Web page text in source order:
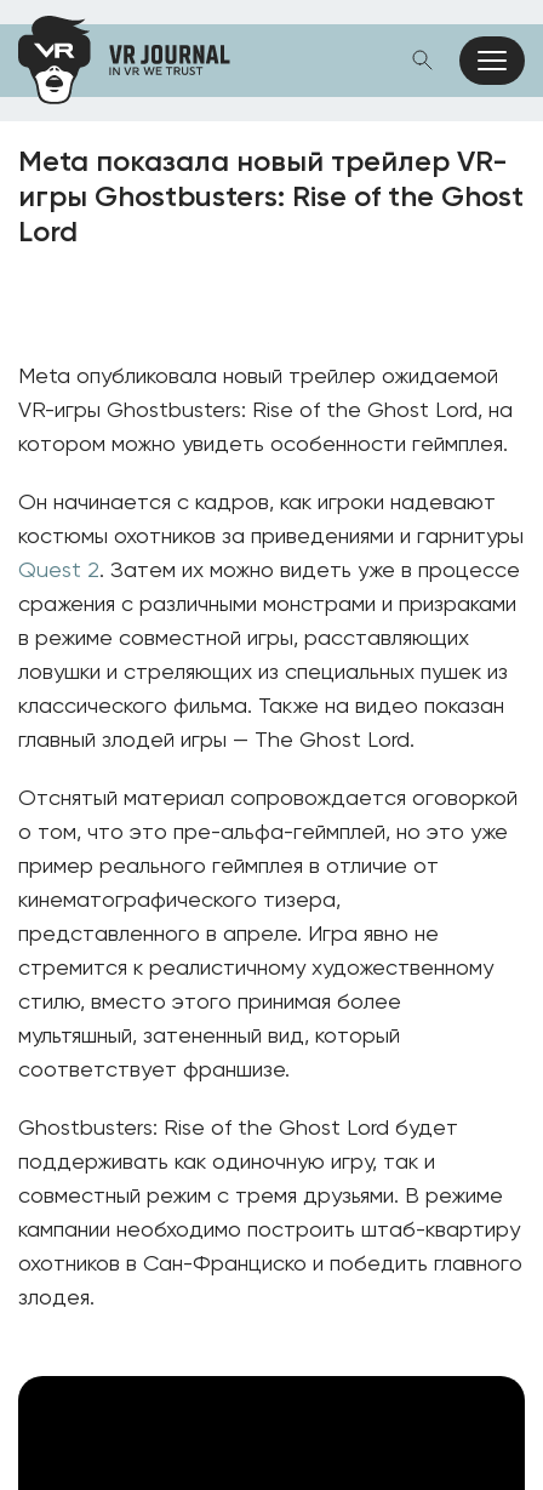
Meta показала новый трейлер VR-
игры Ghostbusters: Rise of the Ghost
Lord
Meta опубликовала новый трейлер ожидаемой
VR-игры Ghostbusters: Rise of the Ghost Lord, на
котором можно увидеть особенности геймплея.
Он начинается с кадров, как игроки надевают
костюмы охотников за приведениями и гарнитуры
Quest 2. Затем их можно видеть уже в процессе
сражения с различными монстрами и призраками
в режиме совместной игры, расставляющих
ловушки и стреляющих из специальных пушек из
классического фильма. Также на видео показан
главный злодей игры — The Ghost Lord.
Отснятый материал сопровождается оговоркой
о том, что это пре-альфа-геймплей, но это уже
пример реального геймплея в отличие от
кинематографического тизера,
представленного в апреле. Игра явно не
стремится к реалистичному художественному
стилю, вместо этого принимая более
мультяшный, затененный вид, который
соответствует франшизе.
Ghostbusters: Rise of the Ghost Lord будет
поддерживать как одиночную игру, так и
совместный режим с тремя друзьями. В режиме
кампании необходимо построить штаб-квартиру
охотников в Сан-Франциско и победить главного
злодея.